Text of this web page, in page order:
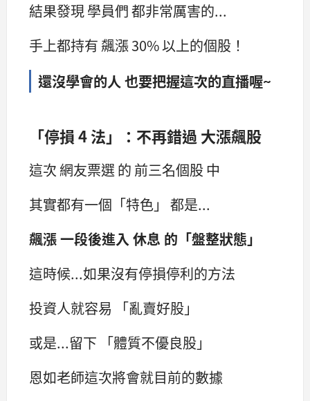
結果發現 學員們 都非常厲害的...
手上都持有 飆漲 30% 以上的個股！
還沒學會的人 也要把握這次的直播喔~
「停損 4 法」：不再錯過 大漲飆股
這次 網友票選 的 前三名個股 中
其實都有一個「特色」 都是...
飆漲 一段後進入 休息 的「盤整狀態」
這時候...如果沒有停損停利的方法
投資人就容易 「亂賣好股」
或是...留下 「體質不優良股」
恩如老師這次將會就目前的數據